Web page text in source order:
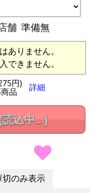
舗 準備無
ありません。
できません。
円)
品 詳細
読込中...)
切のみ表示